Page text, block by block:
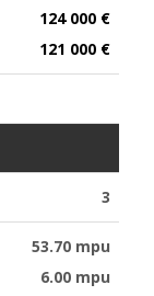
124 000 €
121 000 €
3
53.70 mpu
6.00 mpu